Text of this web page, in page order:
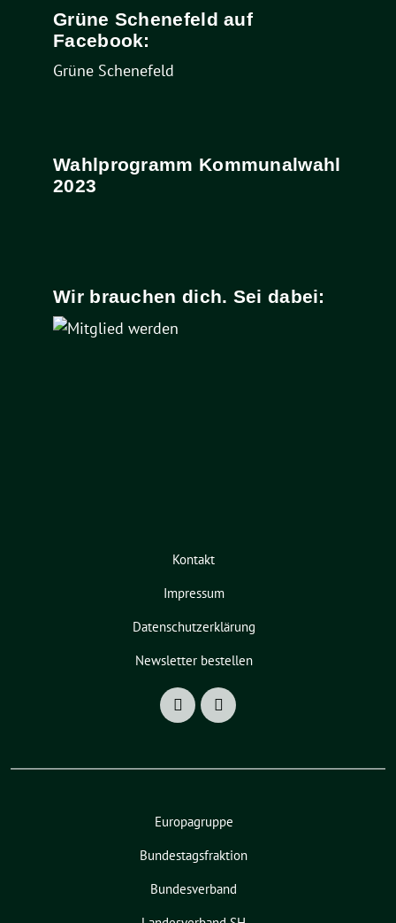
Grüne Schenefeld auf
Facebook:
Grüne Schenefeld
Wahlprogramm Kommunalwahl
2023
Wir brauchen dich. Sei dabei:
Kontakt
Impressum
Datenschutzerklärung
Newsletter bestellen
Europagruppe
Bundestagsfraktion
Bundesverband